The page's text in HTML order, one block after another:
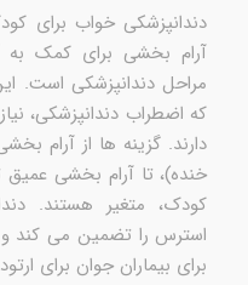
دندانپزشکی خواب برای
آرام بخشی برای کمک
مراحل دندانپزشکی است.
که اضطراب دندانپزشکی،
دارند. گزینه ها از آرام
خنده)، تا آرام بخشی عمیق
کودک، متغیر هستند.
استرس را تضمین می کند و
برای بیماران جوان برای